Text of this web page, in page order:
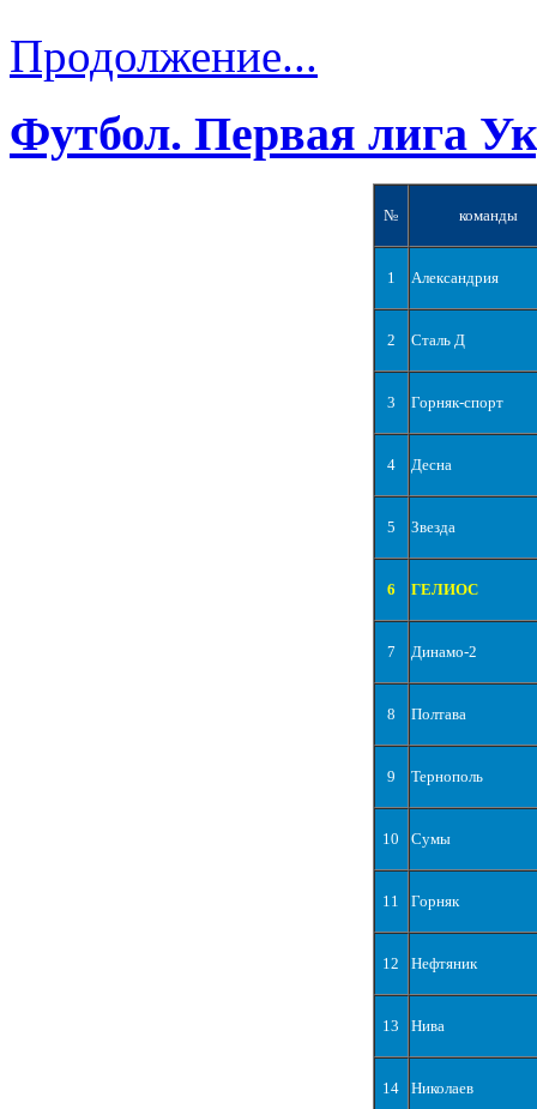
Продолжение...
Футбол. Первая лига
№ команды
1 Александрия
2 Сталь Д
3 Горняк-спорт
4 Десна
5 Звезда
6 ГЕЛИОС
7 Динамо-2
8 Полтава
9 Тернополь
10 Сумы
11 Горняк
12 Нефтяник
13 Нива
14 Николаев